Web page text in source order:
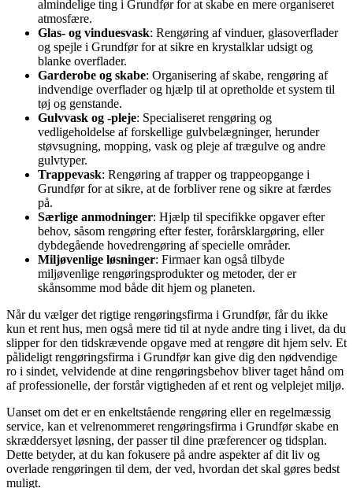
almindelige ting i Grundfør for at skabe en mere organiseret
atmosfære.
Glas- og vinduesvask: Rengøring af vinduer, glasoverflader
og spejle i Grundfør for at sikre en krystalklar udsigt og
blanke overflader.
Garderobe og skabe: Organisering af skabe, rengøring af
indvendige overflader og hjælp til at opretholde et system til
tøj og genstande.
Gulvvask og -pleje: Specialiseret rengøring og
vedligeholdelse af forskellige gulvbelægninger, herunder
støvsugning, mopping, vask og pleje af trægulve og andre
gulvtyper.
Trappevask: Rengøring af trapper og trappeopgange i
Grundfør for at sikre, at de forbliver rene og sikre at færdes
på.
Særlige anmodninger: Hjælp til specifikke opgaver efter
behov, såsom rengøring efter fester, forårsklargøring, eller
dybdegående hovedrengøring af specielle områder.
Miljøvenlige løsninger: Firmaer kan også tilbyde
miljøvenlige rengøringsprodukter og metoder, der er
skånsomme mod både dit hjem og planeten.
Når du vælger det rigtige rengøringsfirma i Grundfør, får du ikke
kun et rent hus, men også mere tid til at nyde andre ting i livet, da du
slipper for den tidskrævende opgave med at rengøre dit hjem selv. Et
pålideligt rengøringsfirma i Grundfør kan give dig den nødvendige
ro i sindet, velvidende at dine rengøringsbehov bliver taget hånd om
af professionelle, der forstår vigtigheden af et rent og velplejet miljø.
Uanset om det er en enkeltstående rengøring eller en regelmæssig
service, kan et velrenommeret rengøringsfirma i Grundfør skabe en
skræddersyet løsning, der passer til dine præferencer og tidsplan.
Dette betyder, at du kan fokusere på andre aspekter af dit liv og
overlade rengøringen til dem, der ved, hvordan det skal gøres bedst
muligt.